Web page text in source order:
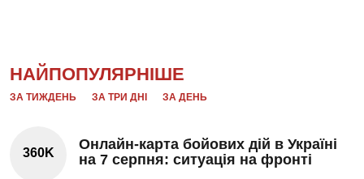
НАЙПОПУЛЯРНІШЕ
ЗА ТИЖДЕНЬ ЗА ТРИ ДНІ ЗА ДЕНЬ
360K
Онлайн-карта бойових дій в Україні
на 7 серпня: ситуація на фронті